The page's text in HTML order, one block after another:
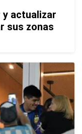
actualizar
sus zonas